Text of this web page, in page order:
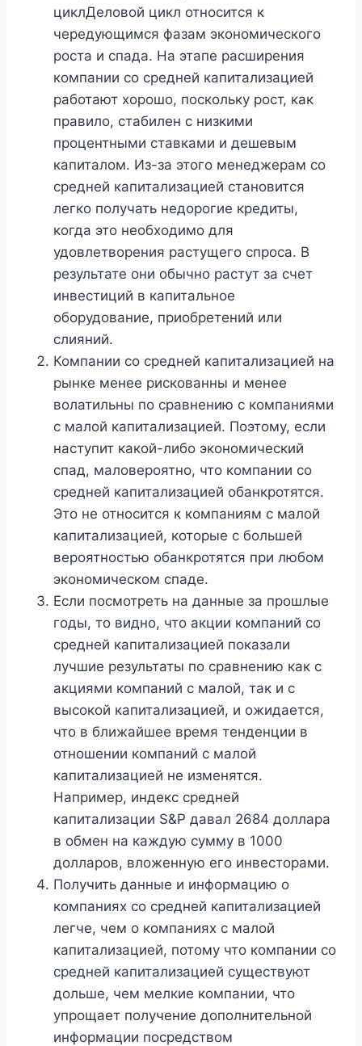
циклДеловой цикл относится к
чередующимся фазам экономического
роста и спада. На этапе расширения
компании со средней капитализацией
работают хорошо, поскольку рост, как
правило, стабилен с низкими
процентными ставками и дешевым
капиталом. Из-за этого менеджерам со
средней капитализацией становится
легко получать недорогие кредиты,
когда это необходимо для
удовлетворения растущего спроса. В
результате они обычно растут за счет
инвестиций в капитальное
оборудование, приобретений или
слияний.
Компании со средней капитализацией на
рынке менее рискованны и менее
волатильны по сравнению с компаниями
с малой капитализацией. Поэтому, если
наступит какой-либо экономический
спад, маловероятно, что компании со
средней капитализацией обанкротятся.
Это не относится к компаниям с малой
капитализацией, которые с большей
вероятностью обанкротятся при любом
экономическом спаде.
Если посмотреть на данные за прошлые
годы, то видно, что акции компаний со
средней капитализацией показали
лучшие результаты по сравнению как с
акциями компаний с малой, так и с
высокой капитализацией, и ожидается,
что в ближайшее время тенденции в
отношении компаний с малой
капитализацией не изменятся.
Например, индекс средней
капитализации S&P давал 2684 доллара
в обмен на каждую сумму в 1000
долларов, вложенную его инвесторами.
Получить данные и информацию о
компаниях со средней капитализацией
легче, чем о компаниях с малой
капитализацией, потому что компании со
средней капитализацией существуют
дольше, чем мелкие компании, что
упрощает получение дополнительной
информации посредством